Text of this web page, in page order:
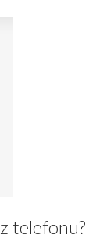
telefonu?